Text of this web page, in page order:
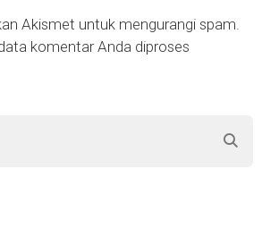
Akismet untuk mengurangi spam.
komentar Anda diproses